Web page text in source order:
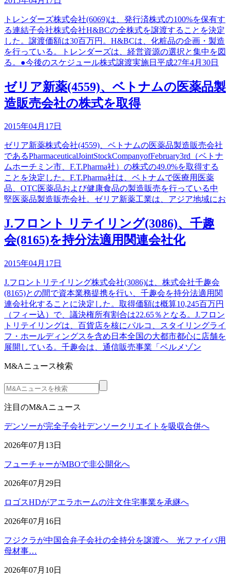
トレンダーズ株式会社(6069)は、発行済株式の100%を保有す
る連結子会社株式会社H&BCの全株式を譲渡することを決定
した。譲渡価額は30百万円。H&BCは、化粧品の企画・製造
を行っている。トレンダーズは、経営資源の選択と集中を図
る。●今後のスケジュール株式譲渡実施日平成27年4月30日
ゼリア新薬(4559)、ベトナムの医薬品製
造販売会社の株式を取得
2015年04月17日
ゼリア新薬株式会社(4559)、ベトナムの医薬品製造販売会社
であるPharmaceuticalJointStockCompanyofFebruary3rd（ベトナ
ムホーチミン市、F.T.Pharma社）の株式の49.0%を取得する
ことを決定した。F.T.Pharma社は、ベトナムで医療用医薬
品、OTC医薬品および健康食品の製造販売を行っている中
堅医薬品製造販売会社。ゼリア新薬工業は、アジア地域にお
J.フロント リテイリング(3086)、千趣
会(8165)を持分法適用関連会社化
2015年04月17日
J.フロントリテイリング株式会社(3086)は、株式会社千趣会
(8165)との間で資本業務提携を行い、千趣会を持分法適用関
連会社化することに決定した。取得価額は概算10,245百万円
（フィー込）で、議決権所有割合は22.65％となる。J.フロン
トリテイリングは、百貨店を核にパルコ、スタイリングライ
フ・ホールディングスを含め日本全国の大都市都心に店舗を
展開している。千趣会は、通信販売事業「ベルメゾン
M&Aニュース検索
注目のM&Aニュース
デンソーが完全子会社デンソークリエイトを吸収合併へ
2026年07月13日
フューチャーがMBOで非公開化へ
2026年07月29日
ロゴスHDがアエラホームの注文住宅事業を承継へ
2026年07月16日
フジクラが中国合弁子会社の全持分を譲渡へ 光ファイバ用
母材事…
2026年07月10日